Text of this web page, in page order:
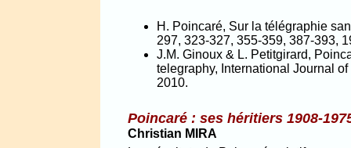
H. Poincaré, Sur la télégraphie
297, 323-327, 355-359, 387-393,
J.M. Ginoux & L. Petitgirard,
telegraphy, International Journal
2010.
Poincaré : ses héritiers 1908-
Christian MIRA